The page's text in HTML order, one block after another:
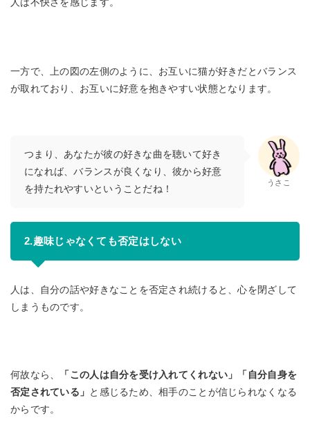
人は不快さを感じます。
一方で、上の図の左側のように、お互いに猫が好きだとバランス
が取れており、お互いに好意を抱きやすい状態となります。
つまり、あなたが彼の好きな曲を聴いて好き
になれば、バランスが良くなり、彼から好意
を持たれやすいということだね！
うさこ
2.趣味じゃなくても否定はしない
人は、自分の話や好きなことを否定され続けると、心を閉ざして
しまうものです。
何故なら、
「この人は自分を受け入れてくれない」「自分自身を
否定されている」 と感じるため、相手のことが信じられなくなる
からです。